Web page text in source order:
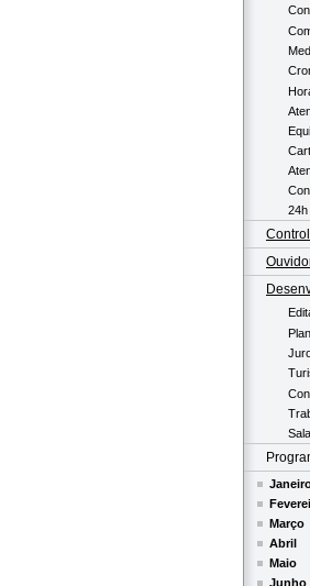
24h
Março
Abril
Maio
Junho